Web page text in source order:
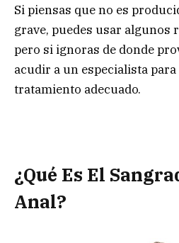
Si piensas que no es
grave, puedes usar algunos
pero si ignoras de donde
acudir a un especialista
tratamiento adecuado.
¿Qué Es El
Anal?